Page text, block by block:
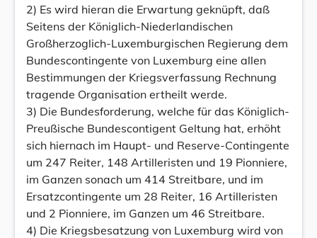
2) Es wird hieran die Erwartung geknüpft, daß
Seitens der Königlich-Niederlandischen
Großherzoglich-Luxemburgischen Regierung dem
Bundescontingente von Luxemburg eine allen
Bestimmungen der Kriegsverfassung Rechnung
tragende Organisation ertheilt werde.
3) Die Bundesforderung, welche für das Königlich-
Preußische Bundescontigent Geltung hat, erhöht
sich hiernach im Haupt- und Reserve-Contingente
um 247 Reiter, 148 Artilleristen und 19 Pionniere,
im Ganzen sonach um 414 Streitbare, und im
Ersatzcontingente um 28 Reiter, 16 Artilleristen
und 2 Pionniere, im Ganzen um 46 Streitbare.
4) Die Kriegsbesatzung von Luxemburg wird von